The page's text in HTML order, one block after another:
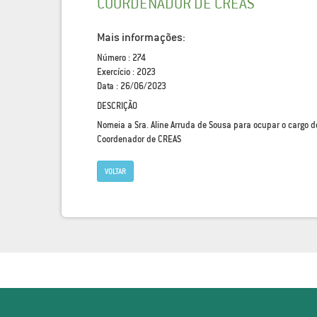
Mais informações:
Número : 274
Exercício : 2023
Data : 26/06/2023
DESCRIÇÃO
Nomeia a Sra. Aline Arruda de Sousa para ocupar o cargo
Coordenador de CREAS
VOLTAR